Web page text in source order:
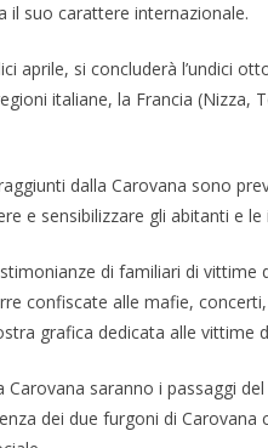
il suo carattere interna­zionale.
aprile, si con­cluderà l’undici
italiane, la Francia (Nizza,
dalla Ca­rovana sono
e sensibilizzare gli abi­tanti e
di fa­miliari di vittime
confiscate alle mafie,
grafica dedicata alle vittime
Carovana saran­no i passaggi
dei due furgoni di